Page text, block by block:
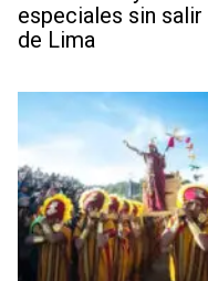
especiales sin salir
de Lima